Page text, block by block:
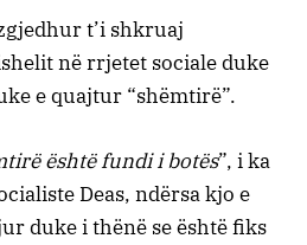
t’i shkruaj
në rrjetet sociale duke
e quajtur “shëmtirë”.
është fundi i botës”, i ka
Deas, ndërsa kjo e
duke i thënë se është fiks